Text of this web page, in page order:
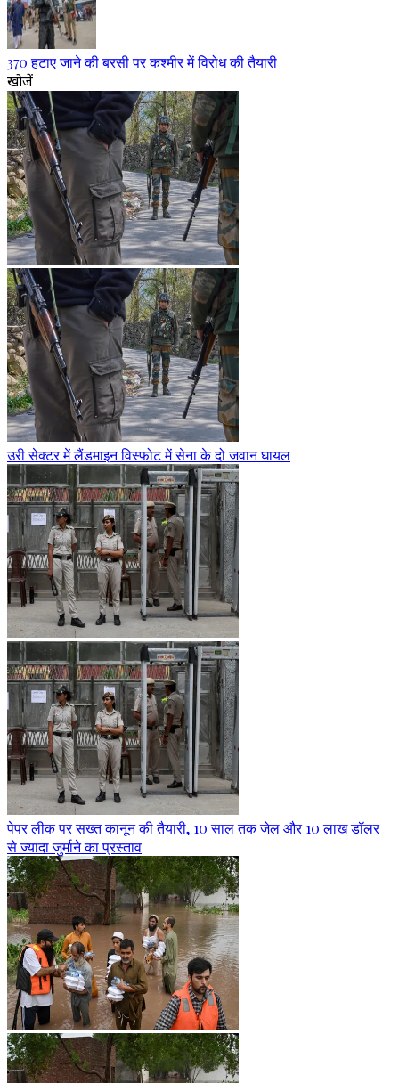
370 हटाए जाने की बरसी पर कश्मीर में विरोध की तैयारी
खोजें
उरी सेक्टर में लैंडमाइन विस्फोट में सेना के दो जवान घायल
पेपर लीक पर सख्त कानून की तैयारी, 10 साल तक जेल और 10 लाख डॉलर
से ज्यादा जुर्माने का प्रस्ताव